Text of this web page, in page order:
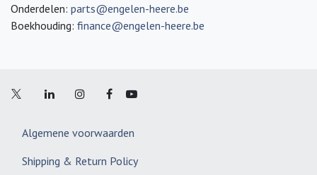
Onderdelen: parts@engelen-heere.be
Boekhouding: finance@engelen-heere.be
Algemene voorwaarden
Shipping & Return Policy